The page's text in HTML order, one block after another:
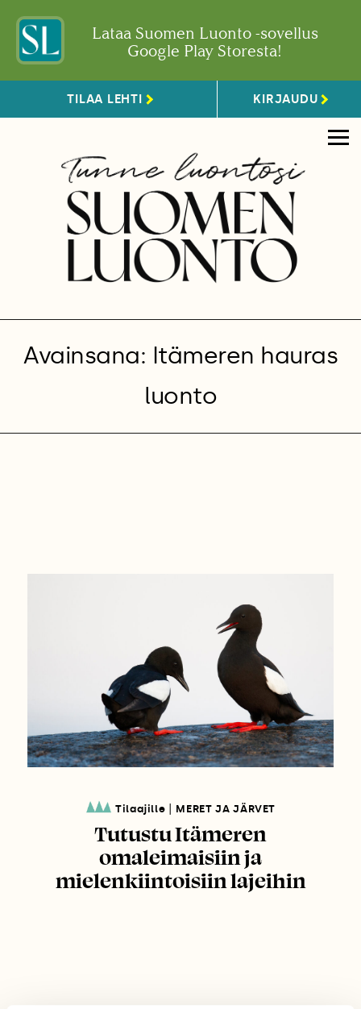
Lataa Suomen Luonto -sovellus
Google Play Storesta!
TILAA LEHTI KIRJAUDU
Avainsana: Itämeren hauras
luonto
Tilaajille MERET JA JÄRVET
Tutustu Itämeren
omaleimaisiin ja
mielenkiintoisiin lajeihin